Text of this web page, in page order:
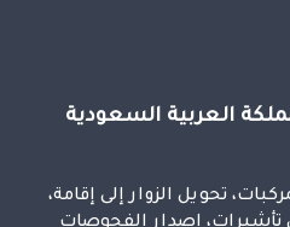
العربية السعودية
تحويل الزوار إلى إقامة،
تأشيرات، إصدار الفحوصات